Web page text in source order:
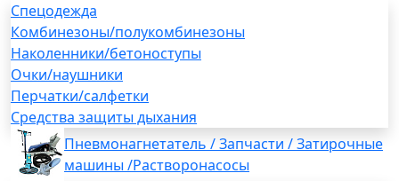
Спецодежда
Комбинезоны/полукомбинезоны
Наколенники/бетоноступы
Очки/наушники
Перчатки/салфетки
Средства защиты дыхания
Пневмонагнетатель / Запчасти / Затирочные
машины /Растворонасосы